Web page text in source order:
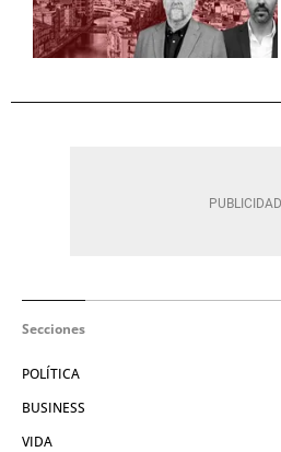
Secciones
POLÍTICA
BUSINESS
VIDA